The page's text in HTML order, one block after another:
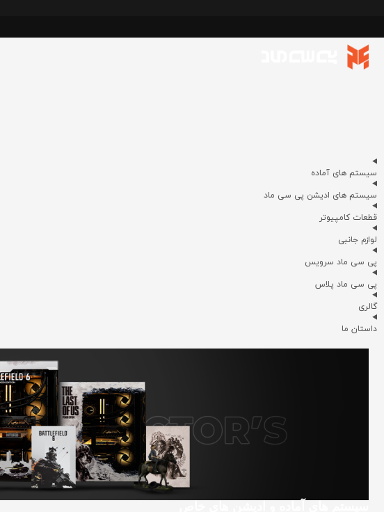
سیستم های آماده
سیستم های ادیشن پی سی ماد
قطعات کامپیوتر
لوازم جانبی
پی سی ماد سرویس
پی سی ماد پلاس
گالری
داستان ما